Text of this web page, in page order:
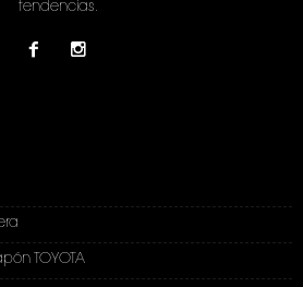
tendencias.
TOYOTA